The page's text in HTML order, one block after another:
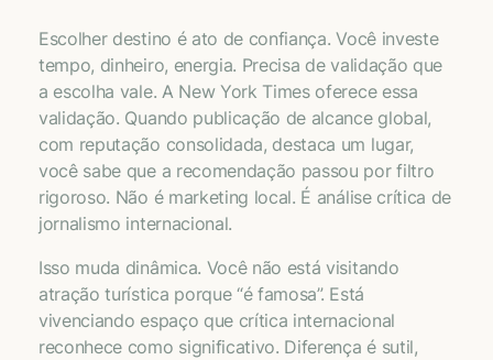
Escolher destino é ato de confiança. Você investe
tempo, dinheiro, energia. Precisa de validação que
a escolha vale. A New York Times oferece essa
validação. Quando publicação de alcance global,
com reputação consolidada, destaca um lugar,
você sabe que a recomendação passou por filtro
rigoroso. Não é marketing local. É análise crítica de
jornalismo internacional.
Isso muda dinâmica. Você não está visitando
atração turística porque “é famosa”. Está
vivenciando espaço que crítica internacional
reconhece como significativo. Diferença é sutil,